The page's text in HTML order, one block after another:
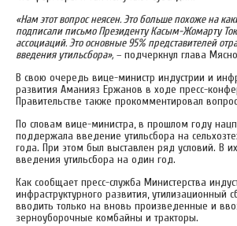
«Нам этот вопрос неясен. Это больше похоже на
подписали письмо Президенту Касым-Жомарту
ассоциаций. Это основные 95% представителей
введения утильсбора», – подчеркнул глава
В свою очередь вице-министр индустрии и
развития Аманияз Ержанов в ходе пресс-
Правительстве также прокомментировал
По словам вице-министра, в прошлом году
поддержала введение утильсбора на
года. При этом был выставлен ряд условий. В
введения утильсбора на один год.
Как сообщает пресс-служба Министерства
инфраструктурного развития, утилизационный
вводить только на вновь произведенные и
зерноуборочные комбайны и тракторы.